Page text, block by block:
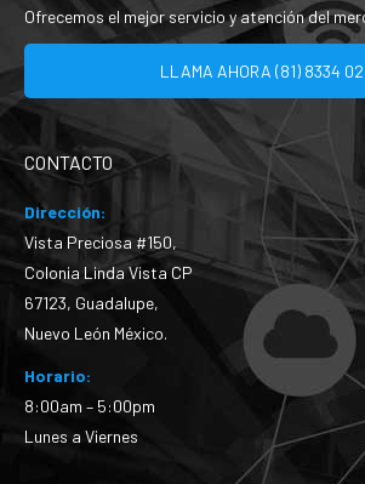
Ofrecemos el mejor servicio y atención del
LLAMA AHORA (81) 8334
CONTACTO
Dirección:
Vista Preciosa #150,
Colonia Linda Vista CP
67123, Guadalupe,
Nuevo León México.
Horario:
8:00am – 5:00pm
Lunes a Viernes